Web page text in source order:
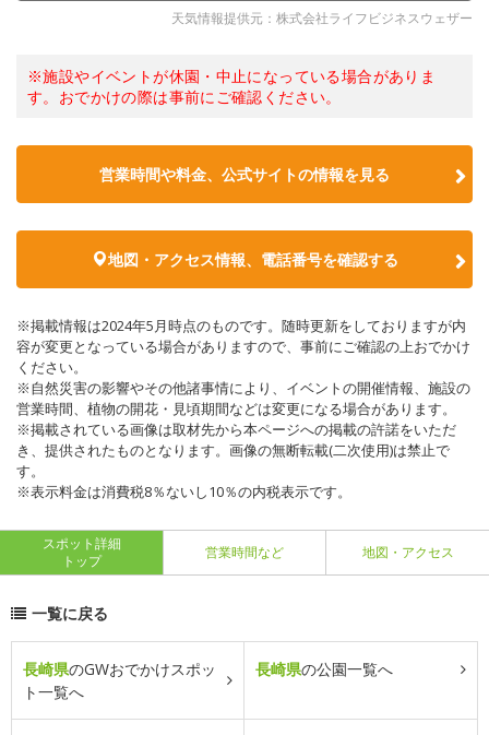
天気情報提供元：株式会社ライフビジネスウェザー
※施設やイベントが休園・中止になっている場合がありま
す。おでかけの際は事前にご確認ください。
営業時間や料金、公式サイトの情報を見る
地図・アクセス情報、電話番号を確認する
※掲載情報は2024年5月時点のものです。随時更新をしておりますが内
容が変更となっている場合がありますので、事前にご確認の上おでかけ
ください。
※自然災害の影響やその他諸事情により、イベントの開催情報、施設の
営業時間、植物の開花・見頃期間などは変更になる場合があります。
※掲載されている画像は取材先から本ページへの掲載の許諾をいただ
き、提供されたものとなります。画像の無断転載(二次使用)は禁止で
す。
※表示料金は消費税8％ないし10％の内税表示です。
スポット詳細
トップ
営業時間など 地図・アクセス
一覧に戻る
長崎県のGWおでかけスポッ
ト一覧へ
長崎県の公園一覧へ